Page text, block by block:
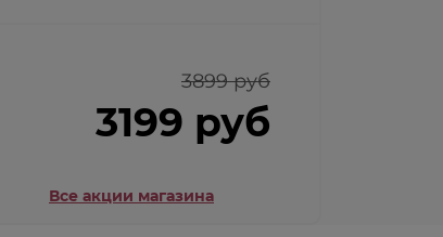
3899 руб
3199 руб
Все акции магазина